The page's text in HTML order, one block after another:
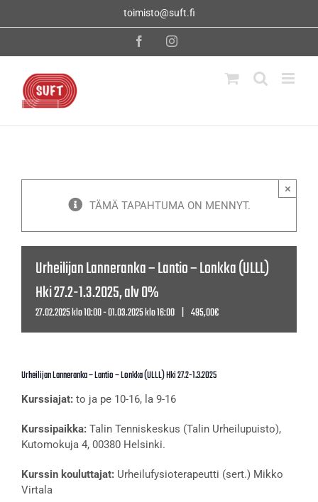
toimisto@suft.fi
FacebookInstagram
TÄMÄ TAPAHTUMA ON MENNYT.
×
Urheilijan Lanneranka – Lantio – Lonkka (ULLL)
Hki 27.2-1.3.2025, alv 0%
27.02.2025 klo 10:00-01.03.2025 klo 16:00 | 495,00€
Urheilijan Lanneranka – Lantio – Lonkka (ULLL) Hki 27.2-1.3.2025
Kurssiajat: to ja pe 10-16, la 9-16
Kurssipaikka: Talin Tenniskeskus (Talin Urheilupuisto),
Kutomokuja 4, 00380 Helsinki.
Kurssin kouluttajat: Urheilufysioterapeutti (sert.) Mikko
Virtala